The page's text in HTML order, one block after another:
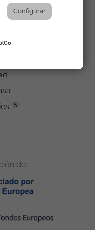
5
de:
Configurar